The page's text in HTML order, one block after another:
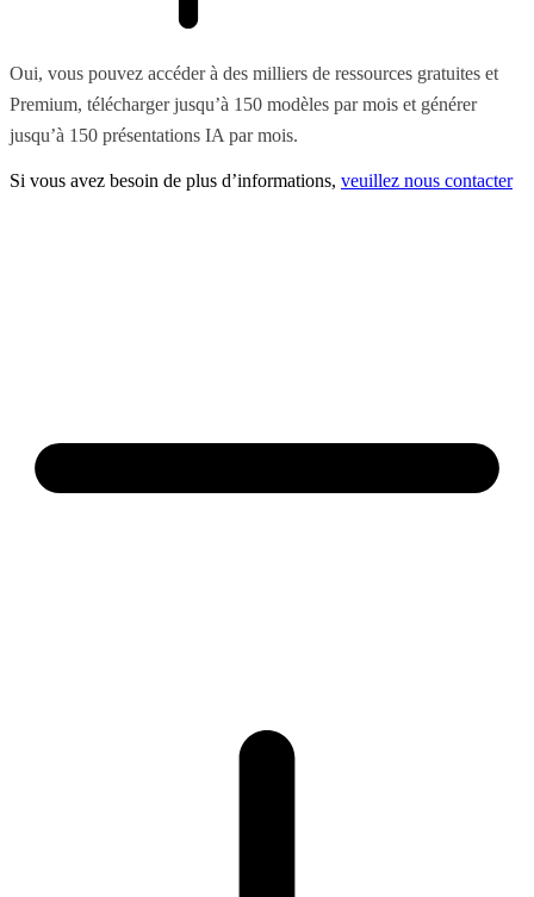
Oui, vous pouvez accéder à des milliers de ressources gratuites et
Premium, télécharger jusqu’à 150 modèles par mois et générer
jusqu’à 150 présentations IA par mois.
Si vous avez besoin de plus d’informations, veuillez nous contacter